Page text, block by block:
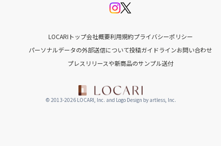
LOCARIトップ会社概要利用規約プライバシーポリシー
パーソナルデータの外部送信について投稿ガイドラインお問い合わせ
プレスリリースや新商品のサンプル送付
© 2013-2026 LOCARI, Inc. and Logo Design by artless, Inc.